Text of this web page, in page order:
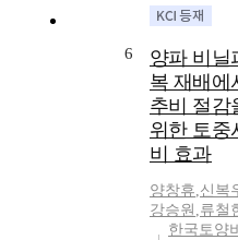
6
양파 비닐
복 재배에
추비 절감
위한 토중
비 효과
양창휴,신복
강승원 ,류철
한국토양